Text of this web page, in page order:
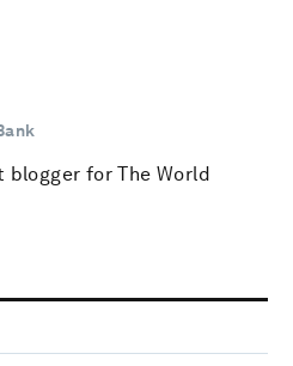
blogger for The World